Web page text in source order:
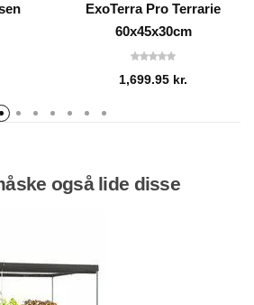
ExoTerra Pro Terrarie
60x45x30cm
1,699.95 kr.
også lide disse